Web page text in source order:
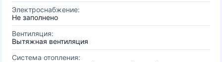
Электроснабжение:
Не заполнено
Вентиляция:
Вытяжная вентиляция
Система отопления: